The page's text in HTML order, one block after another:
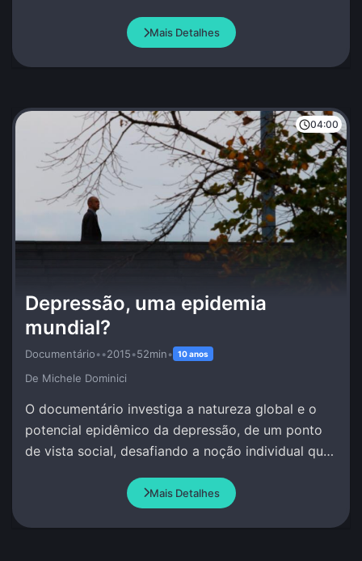
Mais Detalhes
04:00
Depressão, uma epidemia
mundial?
Documentário••2015•52min• 10 anos
De Michele Dominici
O documentário investiga a natureza global e o
potencial epidêmico da depressão, de um ponto
de vista social, desafiando a noção individual que
Mais Detalhes